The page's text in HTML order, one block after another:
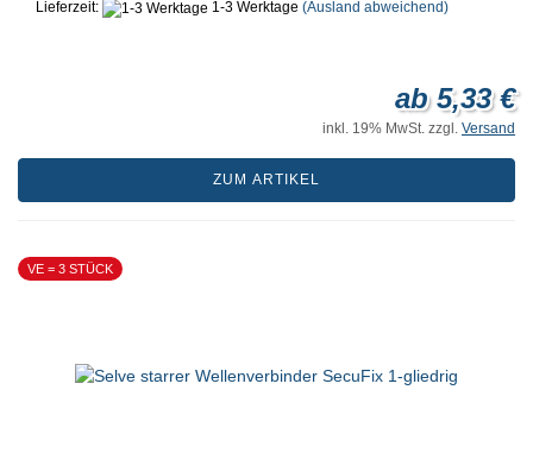
Lieferzeit:
1-3 Werktage (Ausland abweichend)
ab 5,33 €
inkl. 19% MwSt. zzgl. Versand
ZUM ARTIKEL
VE = 3 STÜCK